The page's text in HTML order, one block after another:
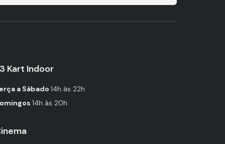
Kart Indoor
a Sábado14h às 22h
14h às 20h